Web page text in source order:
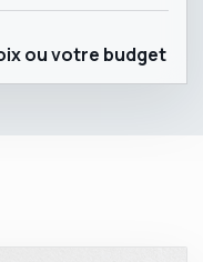
ou votre budget